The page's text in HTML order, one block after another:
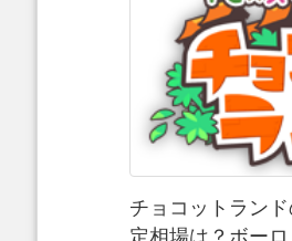
チョコットラン
定相場は？ボー